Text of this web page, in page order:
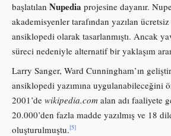
başlatılan Nupedia projesine dayanır.
akademisyenler tarafından yazılan
ansiklopedi olarak tasarlanmıştı. Ancak
süreci nedeniyle alternatif bir yaklaşım
Larry Sanger, Ward Cunningham’ın
ansiklopedi yazımına uygulanabileceğini
2001’de wikipedia.com alan adı faaliyete
20.000’den fazla madde yazılmış ve 18
oluşturulmuştu.[5]